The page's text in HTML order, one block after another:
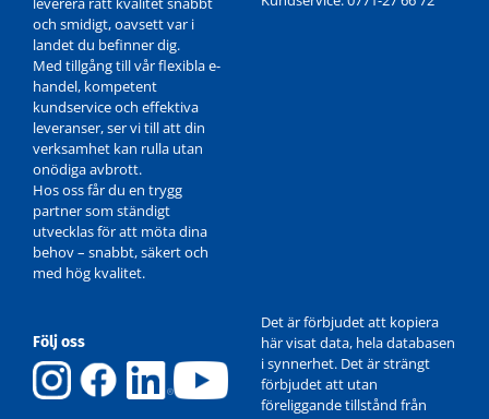
och smidigt, oavsett var i
landet du befinner dig.
Med tillgång till vår flexibla e-
handel, kompetent
kundservice och effektiva
leveranser, ser vi till att din
verksamhet kan rulla utan
onödiga avbrott.
Hos oss får du en trygg
partner som ständigt
utvecklas för att möta dina
behov – snabbt, säkert och
med hög kvalitet.
Följ oss
Det är förbjudet att kopiera
här visat data, hela databasen
i synnerhet. Det är strängt
förbjudet att utan
föreliggande tillstånd från